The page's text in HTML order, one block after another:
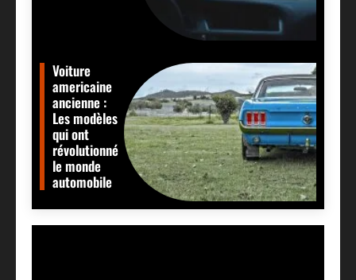
Voiture
americaine
ancienne :
Les modèles
qui ont
révolutionné
le monde
automobile